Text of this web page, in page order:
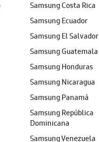
Samsung Costa Rica
Samsung Ecuador
Samsung El Salvador
Samsung Guatemala
Samsung Honduras
Samsung Nicaragua
Samsung Panamá
Samsung República
Dominicana
Samsung Venezuela